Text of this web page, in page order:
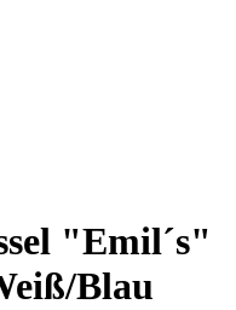
"Emil´s"
Blau